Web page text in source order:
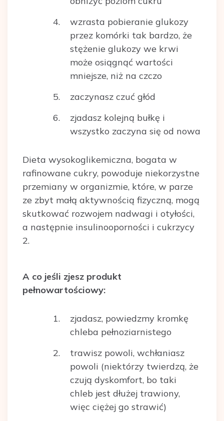
wzrasta pobieranie glukozy
przez komórki tak bardzo, że
stężenie glukozy we krwi
może osiągnąć wartości
mniejsze, niż na czczo
zaczynasz czuć głód
zjadasz kolejną bułkę i
wszystko zaczyna się od nowa
Dieta wysokoglikemiczna, bogata w
rafinowane cukry, powoduje niekorzystne
przemiany w organizmie, które, w parze
ze zbyt małą aktywnością fizyczną, mogą
skutkować rozwojem nadwagi i otyłości,
a następnie insulinooporności i cukrzycy
2.
A co jeśli zjesz produkt
pełnowartościowy:
zjadasz, powiedzmy kromkę
chleba pełnoziarnistego
trawisz powoli, wchłaniasz
powoli (niektórzy twierdzą, że
czują dyskomfort, bo taki
chleb jest dłużej trawiony,
więc ciężej go strawić)